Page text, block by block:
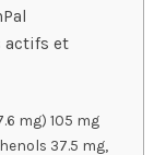
actifs et
mg) 105 mg
37.5 mg,